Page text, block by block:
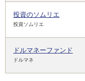
投資のソムリエ
投資ソムリエ
ドルマネーファンド
ドルマネ